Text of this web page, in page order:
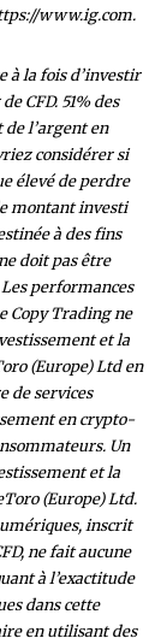
www.ig.com.
à la fois d’investir
CFD. 51% des
l’argent en
considérer si
élevé de perdre
montant investi
à des fins
doit pas être
performances
Copy Trading ne
et la
(Europe) Ltd en
de services
en crypto-
Un
et la
(Europe) Ltd.
inscrit
ne fait aucune
à l’exactitude
dans cette
en utilisant des